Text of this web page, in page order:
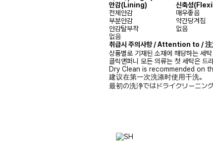
안감(Lining) 신축성
전체안감
매우좋음
부분안감
약간당겨짐
안감탈부착
없음
없음
취급시 주의사항 / Attention to /
상품별로 기재된 소재에 해당하는 세
클릭앤퍼니 모든 의류는 첫 세탁은 드
Dry Clean is recommended on
建议在第一次洗涤时使用干洗。
最初の洗浄ではドライクリーニン